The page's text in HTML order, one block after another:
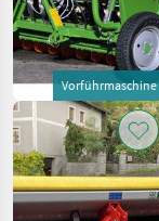
Vorführmaschine